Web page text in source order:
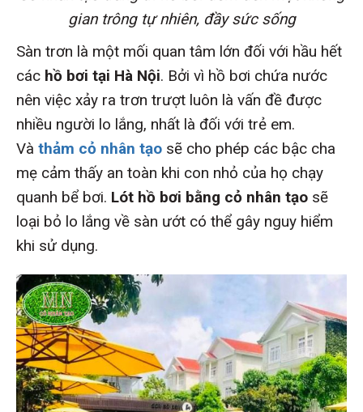
gian trông tự nhiên, đầy sức sống
Sàn trơn là một mối quan tâm lớn đối với hầu hết
các hồ bơi tại Hà Nội. Bởi vì hồ bơi chứa nước
nên việc xảy ra trơn trượt luôn là vấn đề được
nhiều người lo lắng, nhất là đối với trẻ em.
Và thảm cỏ nhân tạo sẽ cho phép các bậc cha
mẹ cảm thấy an toàn khi con nhỏ của họ chạy
quanh bể bơi. Lót hồ bơi bằng cỏ nhân tạo sẽ
loại bỏ lo lắng về sàn ướt có thể gây nguy hiểm
khi sử dụng.